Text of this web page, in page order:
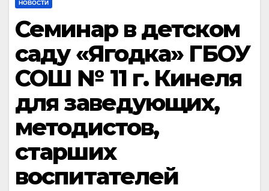
НОВОСТИ
Семинар в детском
саду «Ягодка» ГБОУ
СОШ № 11 г. Кинеля
для заведующих,
методистов,
старших
воспитателей